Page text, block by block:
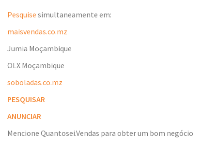
Pesquise simultaneamente em:
maisvendas.co.mz
Jumia Moçambique
OLX Moçambique
soboladas.co.mz
PESQUISAR
ANUNCIAR
Mencione Quantosei.Vendas para obter um bom negócio